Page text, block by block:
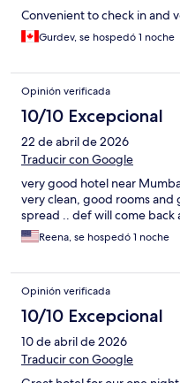
Convenient to check in and
Gurdev, se hospedó 1 noche
Opinión verificada
10/10 Excepcional
22 de abril de 2026
Traducir con Google
very good hotel near
very clean, good rooms
spread .. def will come
Reena, se hospedó 1 noche
Opinión verificada
10/10 Excepcional
10 de abril de 2026
Traducir con Google